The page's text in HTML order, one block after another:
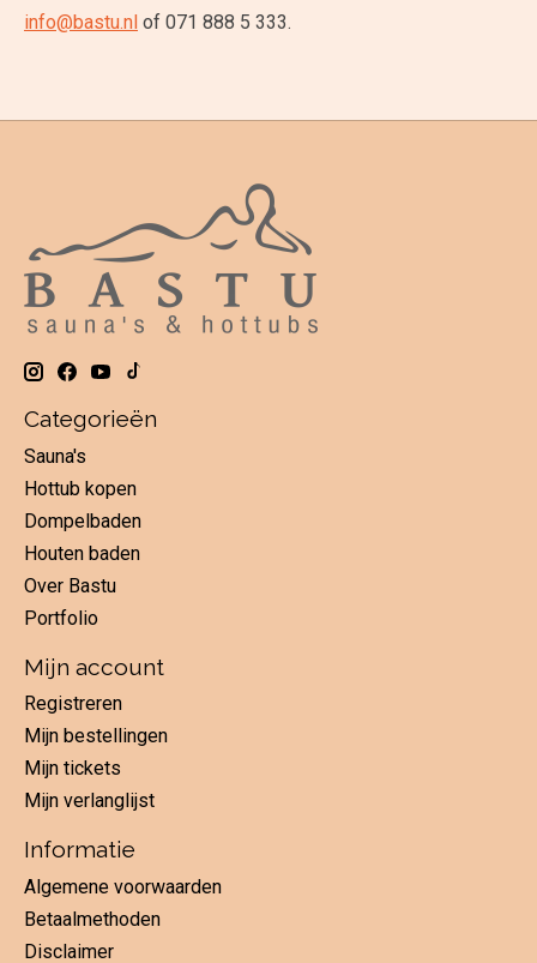
info@bastu.nl of 071 888 5 333.
Categorieën
Sauna's
Hottub kopen
Dompelbaden
Houten baden
Over Bastu
Portfolio
Mijn account
Registreren
Mijn bestellingen
Mijn tickets
Mijn verlanglijst
Informatie
Algemene voorwaarden
Betaalmethoden
Disclaimer